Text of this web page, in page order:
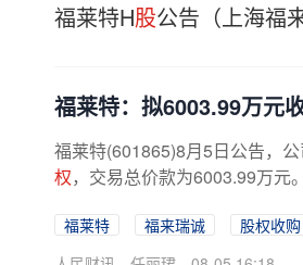
福莱特H股公告（上海福
福莱特：拟6003.99万元
福莱特(601865)8月5日公告，
权，交易总价款为6003.99万元
福莱特 福来瑞诚
股权收购